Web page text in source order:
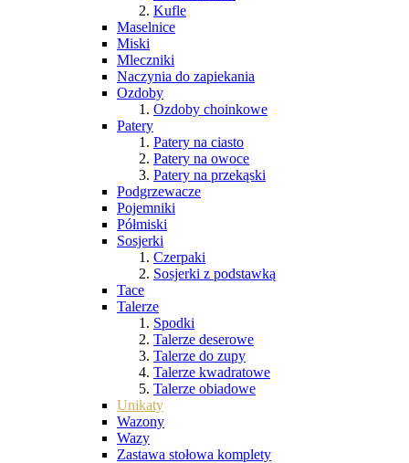
Kufle
Maselnice
Miski
Mleczniki
Naczynia do zapiekania
Ozdoby
Ozdoby choinkowe
Patery
Patery na ciasto
Patery na owoce
Patery na przekąski
Podgrzewacze
Pojemniki
Półmiski
Sosjerki
Czerpaki
Sosjerki z podstawką
Tace
Talerze
Spodki
Talerze deserowe
Talerze do zupy
Talerze kwadratowe
Talerze obiadowe
Unikaty
Wazony
Wazy
Zastawa stołowa komplety